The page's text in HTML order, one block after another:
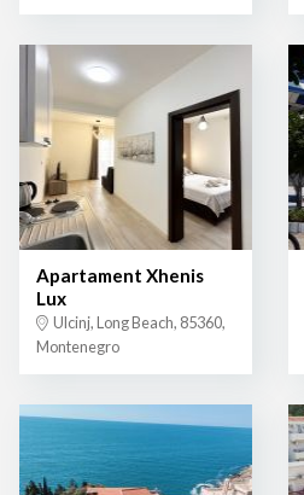
Apartament Xhenis
Lux
Ulcinj, Long Beach, 85360,
Montenegro